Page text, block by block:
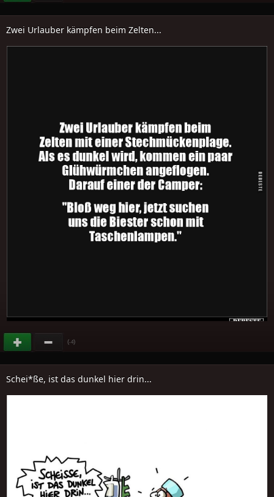
Zwei Urlauber kämpfen beim Zelten...
(-4)
Schei*ße, ist das dunkel hier drin...